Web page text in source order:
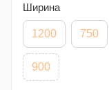
Ширина
1200 750
900